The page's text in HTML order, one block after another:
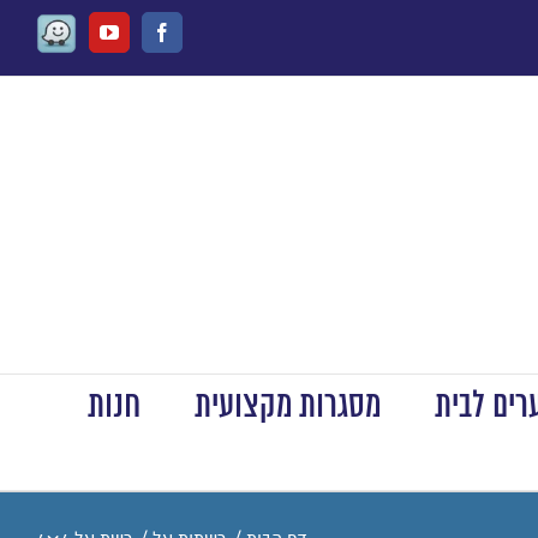
Facebook
Youtube
Waze
לבית מסגרות מקצועית
חנות